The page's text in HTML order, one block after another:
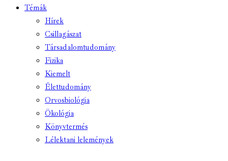
Témák
Hírek
Csillagászat
Társadalomtudomány
Fizika
Kiemelt
Élettudomány
Orvosbiológia
Ökológia
Könyvtermés
Lélektani lelemények